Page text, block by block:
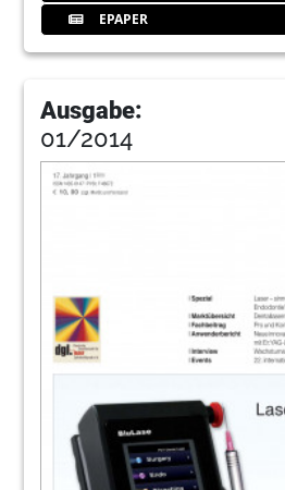
Redaktion
Laser Journal
52Henry Schein Dental Depot
EPAPER
Ausgabe:
01/2014